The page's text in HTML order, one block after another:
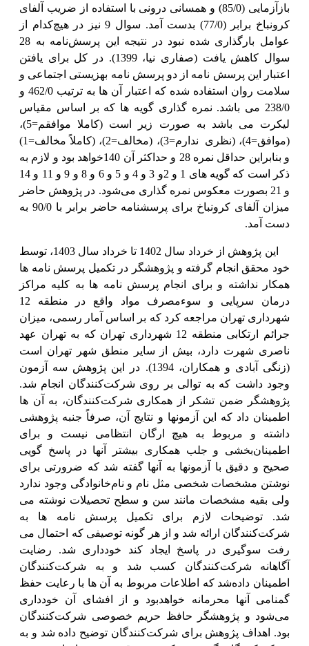
بازآزمایی (85/0) و همسانی درونی با استفاده از ضریب آلفای
کرونباخ برابر (77/0) بدست آمد. سوال 9 نیز در هیچ‌کدام از
عوامل بارگذاری شده نبود در نتیجه این پرسش‌نامه به 28
سوال کاهش یافت (صفاری نیا، 1399). در کل برای یافتن
اعتبار این پرسش نامه از دو پرسش نامه بهزیستی اجتماعی و
سلامت روان استفاده شده که اعتبار آن ها به ترتیب 462/0 و
238/0 می باشد. نمره گذاری گویه ها که بر اساس مقیاس
لیکرت می باشد به صورت زیر است (کاملا موافقم=5)،
(موافق=4)، (نظری
ندارم=3)، (مخالف=2)، (کاملاً مخالف=1)
و بنابراین حداقل نمره 28 و حداکثر آن 140خواهد بود و لازم به
ذکر است که گویه های 1 و 2و 3 و 4 و 5 و 6 و 8 و 9 و 11 و 14
و 21 بصورت معکوس نمره گذاری می‌شود. در پژوهش حاضر
میزان آلفای کرونباخ برای پرسشنامه حاضر برابر با 90/0 به
دست آمد.
این پژوهش از خرداد سال 1402 تا خرداد سال 1403، توسط
خود محقق انجام گرفته و پژوهشگر در تکمیل پرسش نامه ها
همکار نداشته و برای انجام پرسش نامه ها به کلیه مراکز
درمان سرپایی و سوءمصرف مواد واقع در منطقه 12
شهرداری تهران مراجعه کرد که بر اساس آمار رسمی، میزان
جرائم ارتکابی منطقه 12 شهرداری تهران که به تهران عهد
ناصری شهرت دارد، بیش از سایر منطق شهر تهران است
(زنگی آبادی و همکاران، 1394). در این پژوهش سه آزمون
وجود داشت که به توالی بر روی شرکت‌کنندگان انجام شد.
پژوهشگر ضمن تشکر از همکاری شرکت‌کنندگان، به آن ها
اطمینان داد که این آزمونها و نتایج آن، صرفاً جنبه پژوهشی
داشته و مربوط به هیچ ارگان انتظامی نیست و برای
اطمینان‌بخشی و جلب همکاری بیشتر آنها در پاسخ گویی
صحیح و دقیق با آزمونها به آنها گفته شد که ضرورتی برای
نوشتن مشخصات شخصی مثل نام و نام‌خانوادگی وجود ندارد
ولی بقیه مشخصات مانند سن و سطح تحصیلات نوشته می
شد. توضیحات لازم برای تکمیل پرسش نامه ها به
شرکت‌کنندگان ارائه شد و از هر گونه توصیفی که احتمال می
رفت سوگیری در پاسخ ایجاد کند خودداری شد. رضایت
آگاهانه شرکت‌کنندگان کسب شد و به شرکت‌کنندگان
اطمینان داده‌شد که اطلاعات مربوط به آن ها با رعایت حفظ
گمنامی آنها محرمانه خواهد‌بود و از افشای آن خودداری
می‌شود و پژوهشگر حافظ حریم خصوصی شرکت‌کنندگان
بود. اهداف پژوهش برای شرکت‌کنندگان توضیح داده شد و به